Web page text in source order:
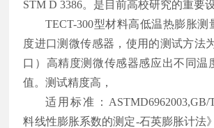
STM D 3386。是目前高校研究的重要设
TECT-300型材料高低温热膨胀测
度进口测微传感器，使用的测试方法
口）高精度测微传感器感应出不同温
值。测试精度高，
适用标准： ASTMD6962003,GB/
料线性膨胀系数的测定-石英膨胀计法》